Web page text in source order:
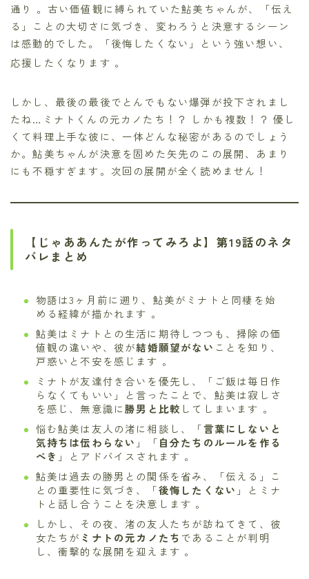
通り 。古い価値観に縛られていた鮎美ちゃんが、「伝え
る」ことの大切さに気づき、変わろうと決意するシーン
は感動的でした。「後悔したくない」という強い想い、
応援したくなります 。
しかし、最後の最後でとんでもない爆弾が投下されまし
たね…ミナトくんの元カノたち！？ しかも複数！？ 優し
くて料理上手な彼に、一体どんな秘密があるのでしょう
か。鮎美ちゃんが決意を固めた矢先のこの展開、あまり
にも不穏すぎます。次回の展開が全く読めません！
【じゃああんたが作ってみろよ】第19話のネタ
バレまとめ
物語は3ヶ月前に遡り、鮎美がミナトと同棲を始
める経緯が描かれます 。
鮎美はミナトとの生活に期待しつつも、掃除の価
値観の違いや、彼が結婚願望がない ことを知り、
戸惑いと不安を感じます 。
ミナトが友達付き合いを優先し、「ご飯は毎日作
らなくてもいい」と言ったことで、鮎美は寂しさ
を感じ、無意識に勝男と比較 してしまいます 。
悩む鮎美は友人の渚に相談し、「言葉にしないと
気持ちは伝わらない 」「自分たちのルールを作る
べき 」とアドバイスされます 。
鮎美は過去の勝男との関係を省み、「伝える」こ
との重要性に気づき、「後悔したくない 」とミナ
トと話し合うことを決意します 。
しかし、その夜、渚の友人たちが訪ねてきて、彼
女たちが ミナトの元カノたち であることが判明
し、衝撃的な展開を迎えます 。